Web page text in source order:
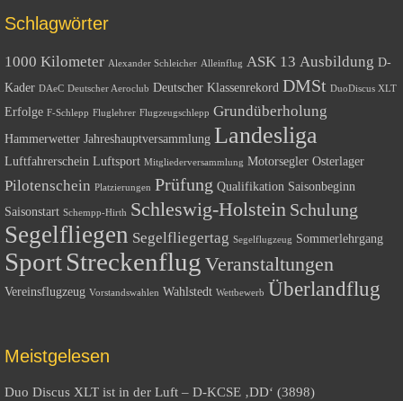
Schlagwörter
1000 Kilometer Alexander Schleicher Alleinflug ASK 13 Ausbildung D-
Kader DAeC Deutscher Aeroclub Deutscher Klassenrekord DMSt DuoDiscus XLT
Erfolge F-Schlepp Fluglehrer Flugzeugschlepp Grundüberholung
Hammerwetter Jahreshauptversammlung Landesliga
Luftfahrerschein Luftsport Mitgliederversammlung Motorsegler Osterlager
Pilotenschein Platzierungen Prüfung Qualifikation Saisonbeginn
Saisonstart Schempp-Hirth Schleswig-Holstein Schulung
Segelfliegen Segelfliegertag Segelflugzeug Sommerlehrgang
SportStreckenflug Veranstaltungen
Vereinsflugzeug Vorstandswahlen Wahlstedt Wettbewerb Überlandflug
Meistgelesen
Duo Discus XLT ist in der Luft – D-KCSE ‚DD‘ (3898)